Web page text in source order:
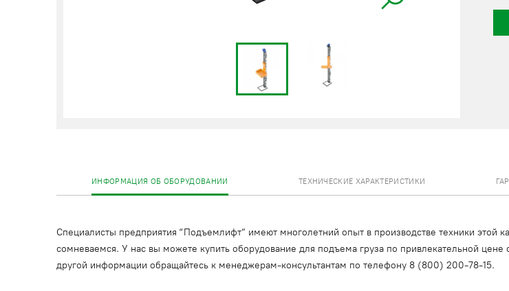
ИНФОРМАЦИЯ ОБ ОБОРУДОВАНИИ ТЕХНИЧЕСКИЕ ХАРАКТЕРИСТИКИ
Специалисты предприятия “Подъемлифт” имеют многолетний опыт в производстве техники этой
сомневаемся. У нас вы можете купить оборудование для подъема груза по привлекательной
другой информации обращайтесь к менеджерам-консультантам по телефону 8 (800) 200-78-15.